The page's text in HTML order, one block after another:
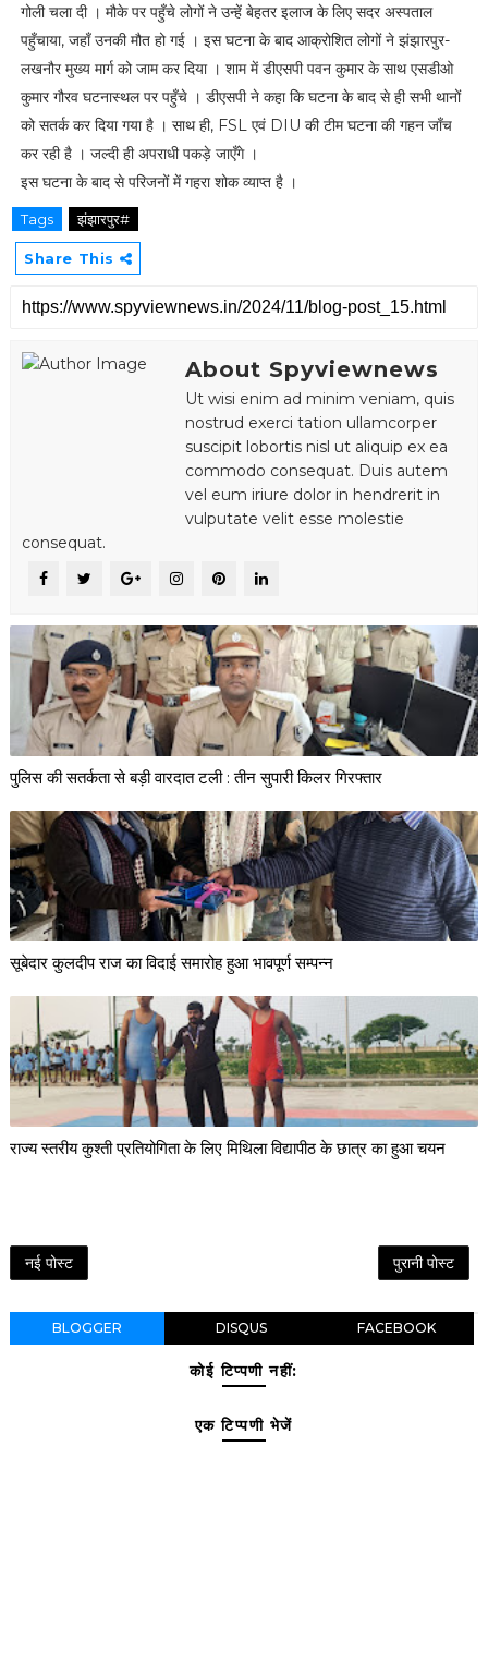
गोली चला दी । मौके पर पहुँचे लोगों ने उन्हें बेहतर इलाज के लिए सदर अस्पताल
पहुँचाया, जहाँ उनकी मौत हो गई । इस घटना के बाद आक्रोशित लोगों ने झंझारपुर-
लखनौर मुख्य मार्ग को जाम कर दिया । शाम में डीएसपी पवन कुमार के साथ एसडीओ
कुमार गौरव घटनास्थल पर पहुँचे । डीएसपी ने कहा कि घटना के बाद से ही सभी थानों
को सतर्क कर दिया गया है । साथ ही, FSL एवं DIU की टीम घटना की गहन जाँच
कर रही है । जल्दी ही अपराधी पकड़े जाएँगे ।
इस घटना के बाद से परिजनों में गहरा शोक व्याप्त है ।
Tags झंझारपुर#
Share This
About Spyviewnews
Ut wisi enim ad minim veniam, quis
nostrud exerci tation ullamcorper
suscipit lobortis nisl ut aliquip ex ea
commodo consequat. Duis autem
vel eum iriure dolor in hendrerit in
vulputate velit esse molestie
consequat.
पुलिस की सतर्कता से बड़ी वारदात टली : तीन सुपारी किलर गिरफ्तार
सूबेदार कुलदीप राज का विदाई समारोह हुआ भावपूर्ण सम्पन्न
राज्य स्तरीय कुश्ती प्रतियोगिता के लिए मिथिला विद्यापीठ के छात्र का हुआ चयन
नई पोस्ट पुरानी पोस्ट
BLOGGER DISQUS FACEBOOK
कोई टिप्पणी नहीं:
एक टिप्पणी भेजें